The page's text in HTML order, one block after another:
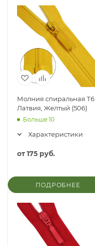
Молния спиральная Т6
Латвия, Желтый (506)
Больше 10
Характеристики
от175 руб.
ПОДРОБНЕЕ